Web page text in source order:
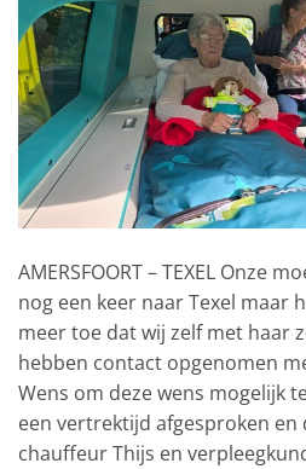
AMERSFOORT – TEXEL Onze
nog een keer naar Texel maar
meer toe dat wij zelf met haar
hebben contact opgenomen
Wens om deze wens mogelijk
een vertrektijd afgesproken en
chauffeur Thijs en